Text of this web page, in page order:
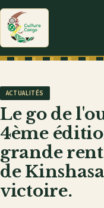
ACTUALITÉS
Le go de
4ème
grande
de
victoire.